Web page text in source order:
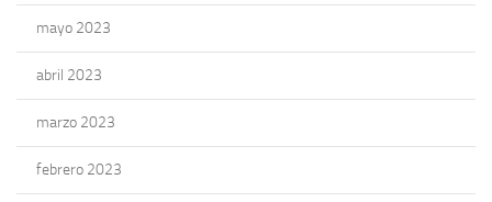
mayo 2023
abril 2023
marzo 2023
febrero 2023